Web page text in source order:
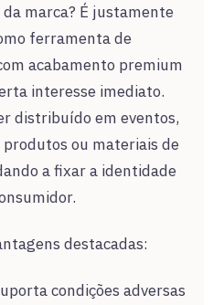
marca? É justamente
ferramenta de
acabamento premium
interesse imediato.
distribuído em eventos,
ou materiais de
a fixar a identidade
destacadas:
condições adversas